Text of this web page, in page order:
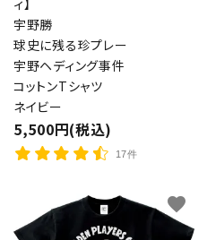
ィ】
宇野勝
球史に残る珍プレー
宇野ヘディング事件
コットンTシャツ
ネイビー
5,500円(税込)
17件
favorite